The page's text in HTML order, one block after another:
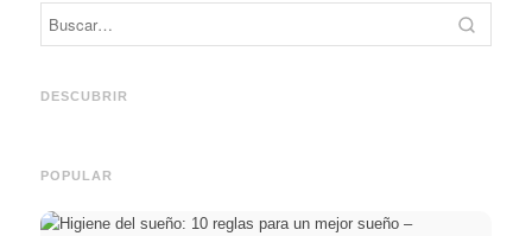
DESCUBRIR
Práctica profesional en
y el camino directo hacia la
Financiar los estudios en
POPULAR